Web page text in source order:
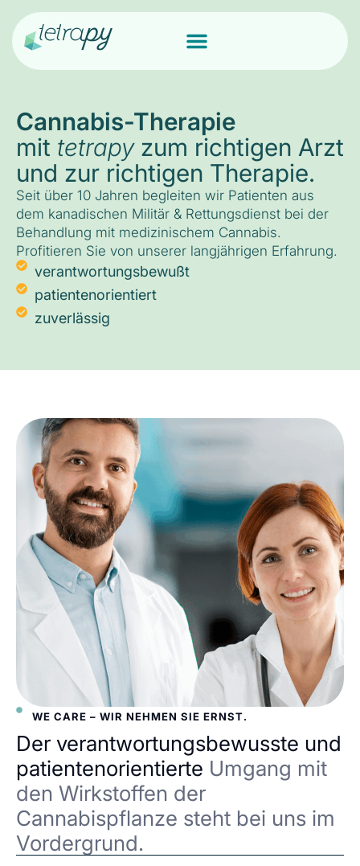
Cannabis-Therapie
mit tetrapyzum richtigen Arzt
und zur richtigen Therapie.
Seit über 10 Jahren begleiten wir Patienten aus
dem kanadischen Militär & Rettungsdienst bei der
Behandlung mit medizinischem Cannabis.
Profitieren Sie von unserer langjährigen Erfahrung.
verantwortungsbewußt
patientenorientiert
zuverlässig
WE CARE – WIR NEHMEN SIE ERNST.
Der verantwortungsbewusste und
patientenorientierte Umgang mit
den Wirkstoffen der
Cannabispflanze steht bei uns im
Vordergrund.